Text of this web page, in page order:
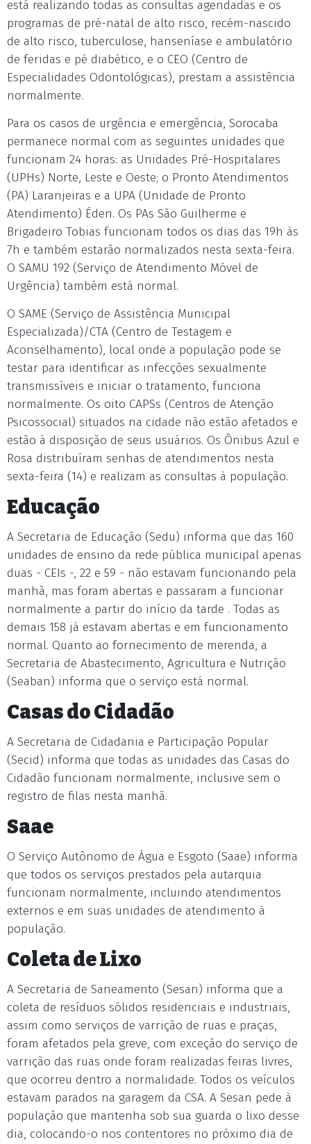
está realizando todas as consultas agendadas e os
programas de pré-natal de alto risco, recém-nascido
de alto risco, tuberculose, hanseníase e ambulatório
de feridas e pé diabético, e o CEO (Centro de
Especialidades Odontológicas), prestam a assistência
normalmente.
Para os casos de urgência e emergência, Sorocaba
permanece normal com as seguintes unidades que
funcionam 24 horas: as Unidades Pré-Hospitalares
(UPHs) Norte, Leste e Oeste; o Pronto Atendimentos
(PA) Laranjeiras e a UPA (Unidade de Pronto
Atendimento) Éden. Os PAs São Guilherme e
Brigadeiro Tobias funcionam todos os dias das 19h às
7h e também estarão normalizados nesta sexta-feira.
O SAMU 192 (Serviço de Atendimento Móvel de
Urgência) também está normal.
O SAME (Serviço de Assistência Municipal
Especializada)/CTA (Centro de Testagem e
Aconselhamento), local onde a população pode se
testar para identificar as infecções sexualmente
transmissíveis e iniciar o tratamento, funciona
normalmente. Os oito CAPSs (Centros de Atenção
Psicossocial) situados na cidade não estão afetados e
estão à disposição de seus usuários. Os Ônibus Azul e
Rosa distribuíram senhas de atendimentos nesta
sexta-feira (14) e realizam as consultas à população.
Educação
A Secretaria de Educação (Sedu) informa que das 160
unidades de ensino da rede pública municipal apenas
duas - CEIs -, 22 e 59 - não estavam funcionando pela
manhã, mas foram abertas e passaram a funcionar
normalmente a partir do início da tarde . Todas as
demais 158 já estavam abertas e em funcionamento
normal. Quanto ao fornecimento de merenda, a
Secretaria de Abastecimento, Agricultura e Nutrição
(Seaban) informa que o serviço está normal.
Casas do Cidadão
A Secretaria de Cidadania e Participação Popular
(Secid) informa que todas as unidades das Casas do
Cidadão funcionam normalmente, inclusive sem o
registro de filas nesta manhã.
Saae
O Serviço Autônomo de Água e Esgoto (Saae) informa
que todos os serviços prestados pela autarquia
funcionam normalmente, incluindo atendimentos
externos e em suas unidades de atendimento à
população.
Coleta de Lixo
A Secretaria de Saneamento (Sesan) informa que a
coleta de resíduos sólidos residenciais e industriais,
assim como serviços de varrição de ruas e praças,
foram afetados pela greve, com exceção do serviço de
varrição das ruas onde foram realizadas feiras livres,
que ocorreu dentro a normalidade. Todos os veículos
estavam parados na garagem da CSA. A Sesan pede à
população que mantenha sob sua guarda o lixo desse
dia, colocando-o nos contentores no próximo dia de